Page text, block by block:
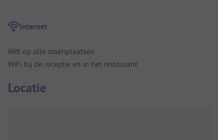
Internet
Wifi op alle staanplaatsen
WiFi bij de receptie en in het restaurant
Locatie